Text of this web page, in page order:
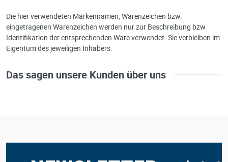
Die hier verwendeten Markennamen, Warenzeichen bzw.
eingetragenen Warenzeichen werden nur zur Beschreibung bzw.
Identifikation der entsprechenden Ware verwendet. Sie verbleiben im
Eigentum des jeweiligen Inhabers.
Das sagen unsere Kunden über uns